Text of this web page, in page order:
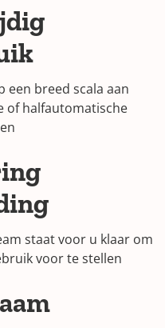
een breed scala aan
of halfautomatische
staat voor u klaar om
voor te stellen